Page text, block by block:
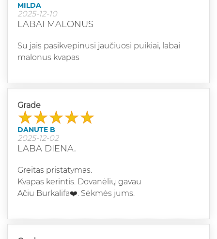
MILDA
2025-12-10
LABAI MALONUS
Su jais pasikvepinusi jaučiuosi puikiai, labai
malonus kvapas
Grade
DANUTE B
2025-12-02
LABA DIENA.
Greitas pristatymas.
Kvapas kerintis. Dovanėlių gavau
Ačiu Burkalifa❤️. Sėkmės jums.